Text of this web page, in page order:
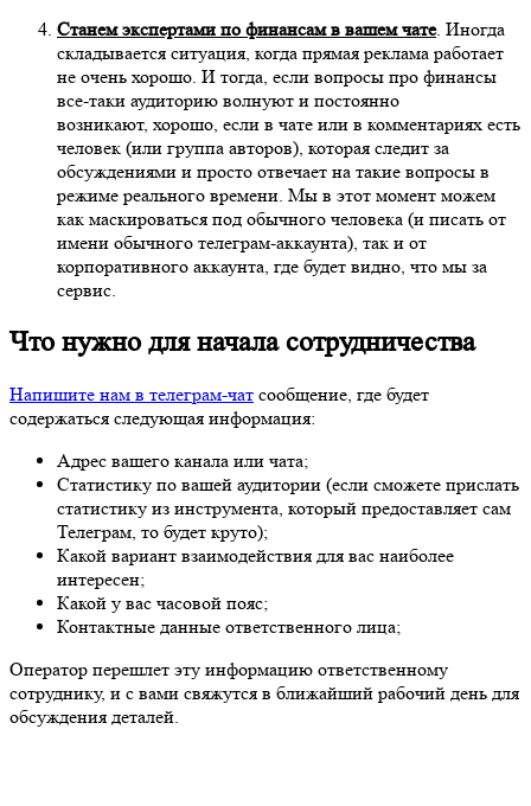
Станем экспертами по финансам в вашем чате. Иногда
складывается ситуация, когда прямая реклама работает
не очень хорошо. И тогда, если вопросы про финансы
все-таки аудиторию волнуют и постоянно
возникают, хорошо, если в чате или в комментариях есть
человек (или группа авторов), которая следит за
обсуждениями и просто отвечает на такие вопросы в
режиме реального времени. Мы в этот момент можем
как маскироваться под обычного человека (и писать от
имени обычного телеграм-аккаунта), так и от
корпоративного аккаунта, где будет видно, что мы за
сервис.
Что нужно для начала сотрудничества
Напишите нам в телеграм-чат сообщение, где будет
содержаться следующая информация:
Адрес вашего канала или чата;
Статистику по вашей аудитории (если сможете прислать
статистику из инструмента, который предоставляет сам
Телеграм, то будет круто);
Какой вариант взаимодействия для вас наиболее
интересен;
Какой у вас часовой пояс;
Контактные данные ответственного лица;
Оператор перешлет эту информацию ответственному
сотруднику, и с вами свяжутся в ближайший рабочий день для
обсуждения деталей.